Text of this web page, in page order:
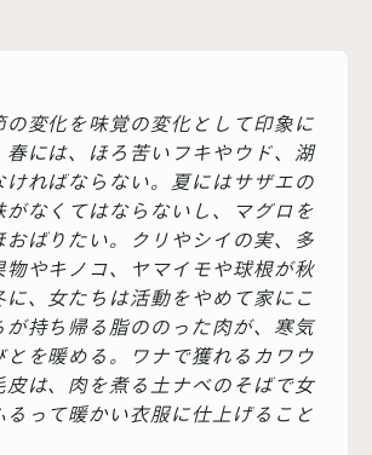
の変化を味覚の変化として印象に
春には、ほろ苦いフキやウド、湖
ければならない。夏にはサザエの
がなくてはならないし、マグロを
おばりたい。クリやシイの実、多
物やキノコ、ヤマイモや球根が秋
に、女たちは活動をやめて家にこ
が持ち帰る脂ののった肉が、寒気
とを暖める。ワナで獲れるカワウ
皮は、肉を煮る土ナベのそばで女
るって暖かい衣服に仕上げること